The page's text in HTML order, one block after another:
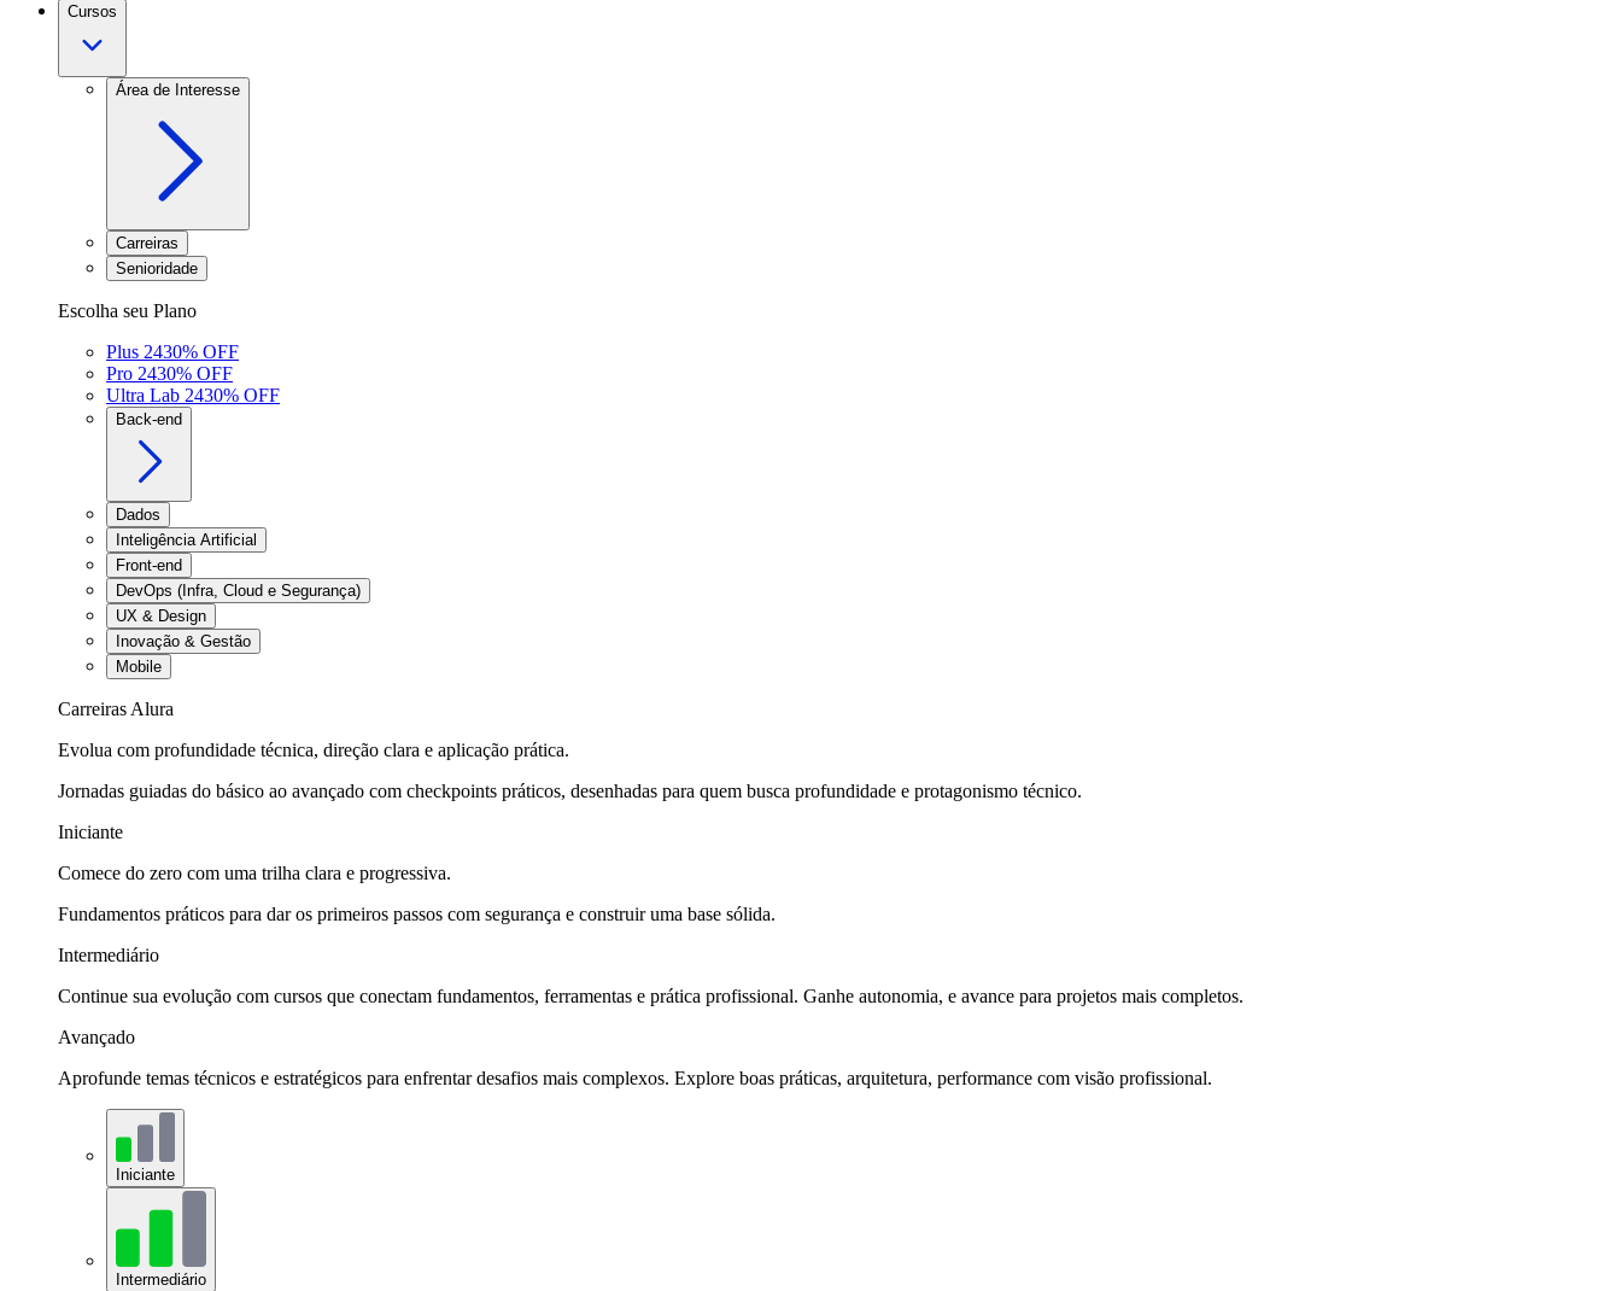
Cursos
Área de Interesse
Carreiras
Senioridade
Escolha seu Plano
Plus 2430% OFF
Pro 2430% OFF
Ultra Lab 2430% OFF
Back-end
Dados
Inteligência Artificial
Front-end
DevOps (Infra, Cloud e Segurança)
UX & Design
Inovação & Gestão
Mobile
Carreiras Alura
Evolua com profundidade técnica, direção clara e aplicação prática.
Jornadas guiadas do básico ao avançado com checkpoints práticos, desenhadas para quem busca profundidade e protagonismo técnico.
Iniciante
Comece do zero com uma trilha clara e progressiva.
Fundamentos práticos para dar os primeiros passos com segurança e construir uma base sólida.
Intermediário
Continue sua evolução com cursos que conectam fundamentos, ferramentas e prática profissional. Ganhe autonomia, e avance para projetos mais completos.
Avançado
Aprofunde temas técnicos e estratégicos para enfrentar desafios mais complexos. Explore boas práticas, arquitetura, performance com visão profissional.
Iniciante
Intermediário